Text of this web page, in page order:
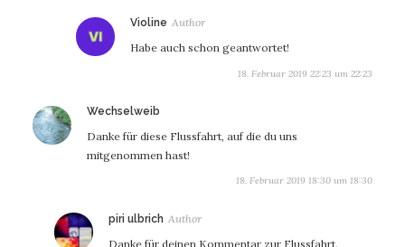
Violine sagt:
Habe auch schon geantwortet!
18. Februar 2019 22:23 um 22:23
Wechselweib
Danke für diese Flussfahrt, auf die du uns
mitgenommen hast!
18. Februar 2019 18:30 um 18:30
piri ulbrich sagt:
Danke für deinen Kommentar zur Flussfahrt.